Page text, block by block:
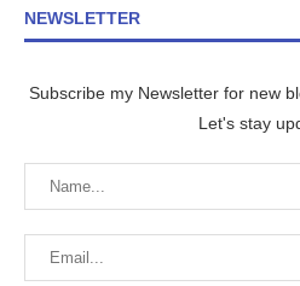
NEWSLETTER
Subscribe my Newsletter for new
Let's stay